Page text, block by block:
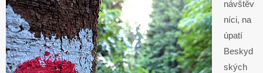
návštěv
níci, na
úpatí
Beskyd
ských